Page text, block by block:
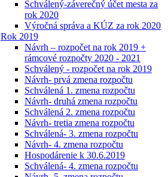
Schválený-záverečný účet mesta za
rok 2020
Výročná správa a KÚZ za rok 2020
Rok 2019
Návrh – rozpočet na rok 2019 +
rámcové rozpočty 2020 - 2021
Schválený - rozpočet na rok 2019
Návrh- prvá zmena rozpočtu
Schválená 1. zmena rozpočtu
Návrh- druhá zmena rozpočtu
Schválená 2. zmena rozpočtu
Návrh- tretia zmena rozpočtu
Schválená- 3. zmena rozpočtu
Návrh- 4. zmena rozpočtu
Hospodárenie k 30.6.2019
Schválená- 4. zmena rozpočtu